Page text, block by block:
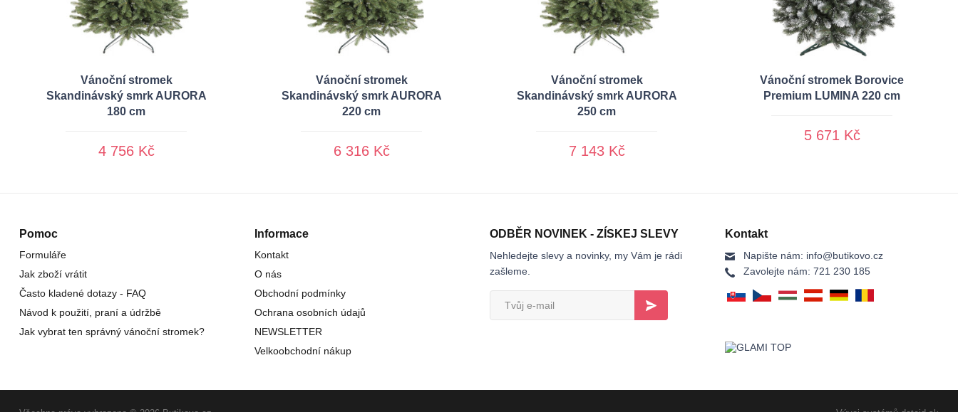
Vánoční stromek
Skandinávský smrk AURORA
180 cm
4 756 Kč
Vánoční stromek
Skandinávský smrk AURORA
220 cm
6 316 Kč
Vánoční stromek
Skandinávský smrk AURORA
250 cm
7 143 Kč
Vánoční stromek Borovice
Premium LUMINA 220 cm
5 671 Kč
Pomoc
Formuláře
Jak zboží vrátit
Často kladené dotazy - FAQ
Návod k použití, praní a údržbě
Jak vybrat ten správný vánoční stromek?
Informace
Kontakt
O nás
Obchodní podmínky
Ochrana osobních údajů
NEWSLETTER
Velkoobchodní nákup
ODBĚR NOVINEK - ZÍSKEJ SLEVY
Nehledejte slevy a novinky, my Vám je rádi
zašleme.
Kontakt
Napište nám: info@butikovo.cz
Zavolejte nám: 721 230 185